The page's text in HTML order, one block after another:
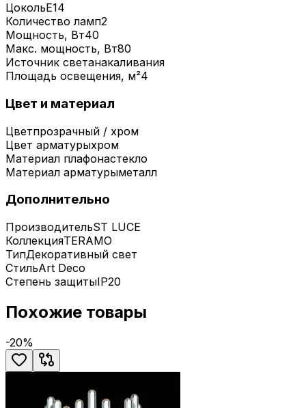
ЦокольE14
Количество ламп2
Мощность, Вт40
Макс. мощность, Вт80
Источник светанакаливания
Площадь освещения, м²4
Цвет и материал
Цветпрозрачный / хром
Цвет арматурыхром
Материал плафонастекло
Материал арматурыметалл
Дополнительно
ПроизводительST LUCE
КоллекцияTERAMO
ТипДекоративный свет
СтильArt Deco
Степень защитыIP20
Похожие товары
-20%